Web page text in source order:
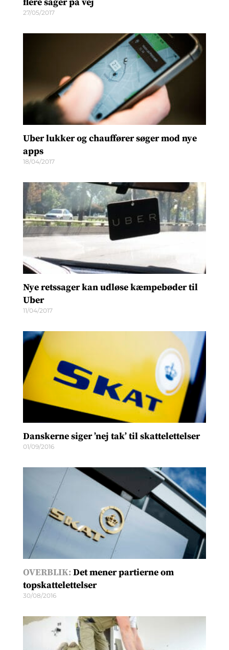
27/05/2017
Uber lukker og chauffører søger mod nye
apps
18/04/2017
Nye retssager kan udløse kæmpebøder til
Uber
11/04/2017
Danskerne siger ’nej tak’ til skattelettelser
01/09/2016
OVERBLIK:Det mener partierne om
topskattelettelser
30/08/2016